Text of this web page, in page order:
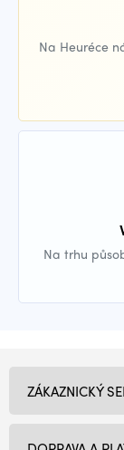
Na Heuréce
Na trhu
ZÁKAZNICKÝ